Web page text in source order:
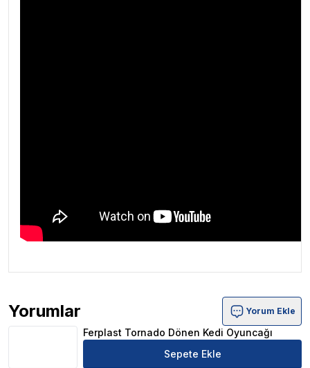
Yorumlar
Ferplast Tornado Dönen Kedi Oyuncağı Ürün Yorumları
Yorum Ekle
Ferplast Tornado Dönen Kedi Oyuncağı
Sepete Ekle